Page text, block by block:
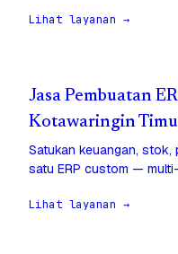
Lihat layanan →
Jasa Pembuatan
Kotawaringin
Satukan keuangan, stok,
satu ERP custom —
Lihat layanan →